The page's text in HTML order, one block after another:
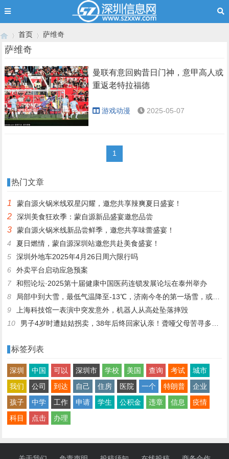
›
首页
›
萨维奇
萨维奇
曼联有意回购昔日门神，意甲高人或
重返老特拉福德
游戏动漫 2025-05-07
1
热门文章
1 蒙自源火锅米线双星闪耀，邀您共享辣爽夏日盛宴！
2 深圳美食狂欢季：蒙自源新品盛宴邀您品尝
3
蒙自源火锅米线新品尝鲜季，邀您共享味蕾盛宴！
4
夏日燃情，蒙自源深圳站邀您共赴美食盛宴！
5
深圳外地车2025年4月26日周六限行吗
6
外卖平台启动应急预案
7
和熙论坛·2025第十届健康中国医药连锁发展论坛在泰州举办
8
局部中到大雪，最低气温降至-13℃，济南今冬的第一场雪，或跟去年同一时间！
9
上海科技馆一表演中突发意外，机器人从高处坠落摔毁
10
男子4岁时遭姑姑拐卖，38年后终回家认亲！聋哑父母苦寻多年，母亲已抱憾离世丨红星寻人
标签列表
深圳 中国 可以 深圳市 学校 美国 查询 考试
城市
我们
公司 到达 自己 住房 医院 一个 特朗普
企业
孩子
中学 工作 申请 学生 公积金 违章 信息
疫情
科目
点击 办理